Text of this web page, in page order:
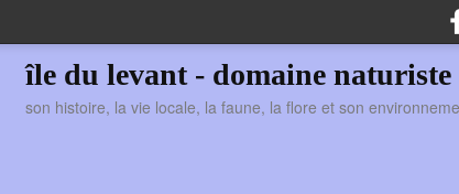
île du levant - domaine
son histoire, la vie locale, la faune, la flore et son